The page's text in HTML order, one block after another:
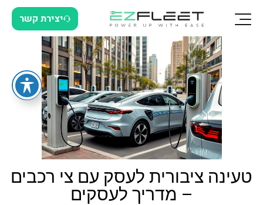
יצירת קשר
טעינה ציבורית לעסק עם צי רכבים
– מדריך לעסקים